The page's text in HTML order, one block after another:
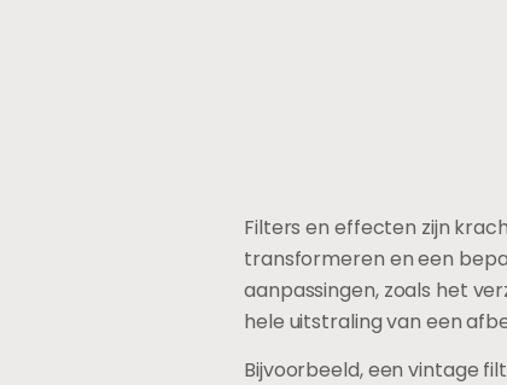
Filters en effecten zijn
transformeren en een
aanpassingen, zoals het
hele uitstraling van een
Bijvoorbeeld, een vintage